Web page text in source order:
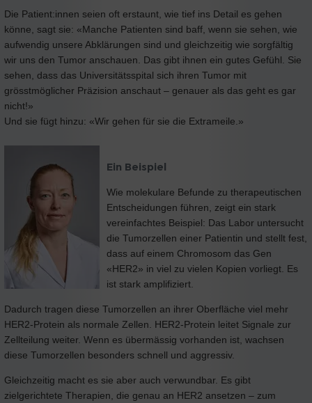
Die Patient:innen seien oft erstaunt, wie tief ins Detail es gehen
könne, sagt sie: «Manche Patienten sind baff, wenn sie sehen, wie
aufwendig unsere Abklärungen sind und gleichzeitig wie sorgfältig
wir uns den Tumor anschauen. Das gibt ihnen ein gutes Gefühl. Sie
sehen, dass das Universitätsspital sich ihren Tumor mit
grösstmöglicher Präzision anschaut – genauer als das geht es gar
nicht!»
Und sie fügt hinzu: «Wir gehen für sie die Extrameile.»
Ein Beispiel
Wie molekulare Befunde zu therapeutischen
Entscheidungen führen, zeigt ein stark
vereinfachtes Beispiel: Das Labor untersucht
die Tumorzellen einer Patientin und stellt fest,
dass auf einem Chromosom das Gen
«HER2» in viel zu vielen Kopien vorliegt. Es
ist stark amplifiziert.
Dadurch tragen diese Tumorzellen an ihrer Oberfläche viel mehr
HER2-Protein als normale Zellen. HER2-Protein leitet Signale zur
Zellteilung weiter. Wenn es übermässig vorhanden ist, wachsen
diese Tumorzellen besonders schnell und aggressiv.
Gleichzeitig macht es sie aber auch verwundbar. Es gibt
zielgerichtete Therapien, die genau an HER2 ansetzen – zum